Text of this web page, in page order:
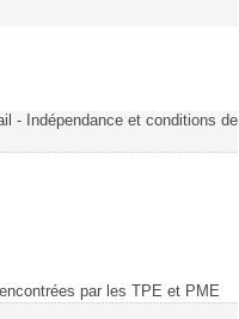
- Indépendance et conditions de
par les TPE et PME